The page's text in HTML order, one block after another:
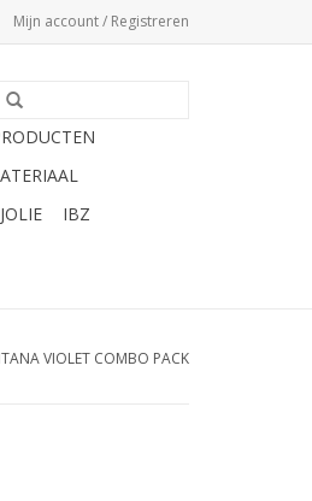
Mijn account / Registreren
IBZ
VIOLET COMBO PACK